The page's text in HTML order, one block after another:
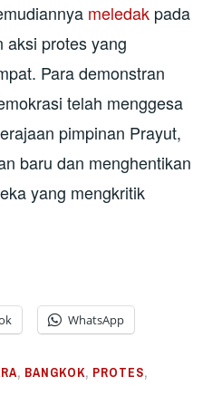
meledak pada
aksi protes yang
Para demonstran
telah menggesa
pimpinan Prayut,
baru dan menghentikan
yang mengkritik
WhatsApp
, BANGKOK, PROTES,